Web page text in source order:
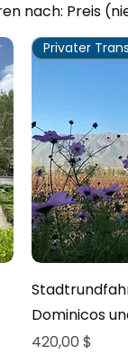
nach: Preis
Privater
Dominicos
Preis
420,00 $